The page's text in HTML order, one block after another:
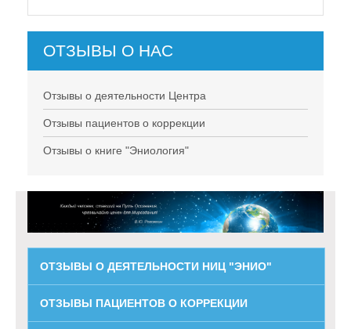
ОТЗЫВЫ О НАС
Отзывы о деятельности Центра
Отзывы пациентов о коррекции
Отзывы о книге "Эниология"
ОТЗЫВЫ О ДЕЯТЕЛЬНОСТИ НИЦ "ЭНИО"
ОТЗЫВЫ ПАЦИЕНТОВ О КОРРЕКЦИИ